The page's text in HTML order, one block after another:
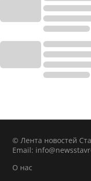
© Лента новостей
Email:
О нас